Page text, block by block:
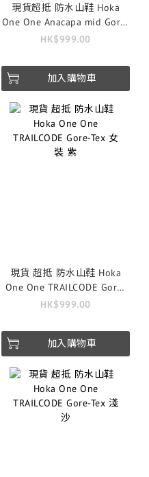
現貨超抵 防水山鞋 Hoka
One One Anacapa mid Gore-
Tex 黑 女裝
HK$999.00
加入購物車
現貨 超抵 防水山鞋 Hoka
One One TRAILCODE Gore-
Tex 女裝 紫
HK$999.00
加入購物車